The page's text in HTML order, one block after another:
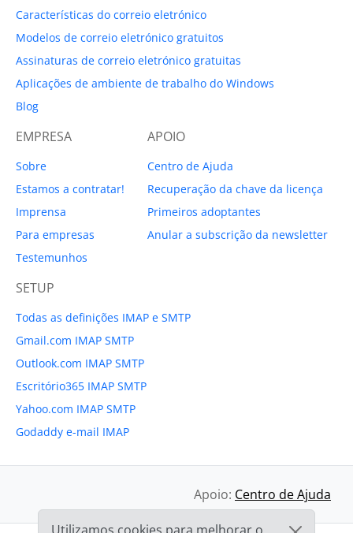
Características do correio eletrónico
Modelos de correio eletrónico gratuitos
Assinaturas de correio eletrónico gratuitas
Aplicações de ambiente de trabalho do Windows
Blog
EMPRESA
Sobre
Estamos a contratar!
Imprensa
Para empresas
Testemunhos
APOIO
Centro de Ajuda
Recuperação da chave da licença
Primeiros adoptantes
Anular a subscrição da newsletter
SETUP
Todas as definições IMAP e SMTP
Gmail.com IMAP SMTP
Outlook.com IMAP SMTP
Escritório365 IMAP SMTP
Yahoo.com IMAP SMTP
Godaddy e-mail IMAP
Apoio: Centro de Ajuda